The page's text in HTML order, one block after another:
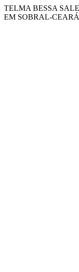
TELMA BESSA
EM SOBRAL-